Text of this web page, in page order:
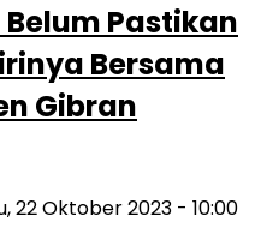
Pastikan
Bersama
Gibran
22 Oktober 2023 - 10:00